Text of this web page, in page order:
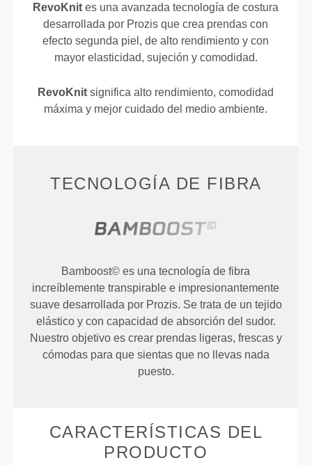
RevoKnit es una avanzada tecnología de costura
desarrollada por Prozis que crea prendas con
efecto segunda piel, de alto rendimiento y con
mayor elasticidad, sujeción y comodidad.
RevoKnit significa alto rendimiento, comodidad
máxima y mejor cuidado del medio ambiente.
TECNOLOGÍA DE FIBRA
Bamboost© es una tecnología de fibra
increíblemente transpirable e impresionantemente
suave desarrollada por Prozis. Se trata de un tejido
elástico y con capacidad de absorción del sudor.
Nuestro objetivo es crear prendas ligeras, frescas y
cómodas para que sientas que no llevas nada
puesto.
CARACTERÍSTICAS DEL
PRODUCTO